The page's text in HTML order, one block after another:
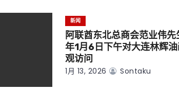
新闻
阿联酋东北总商会范业伟
年1月6日下午对大连林辉
观访问
1月 13, 2026 Sontaku